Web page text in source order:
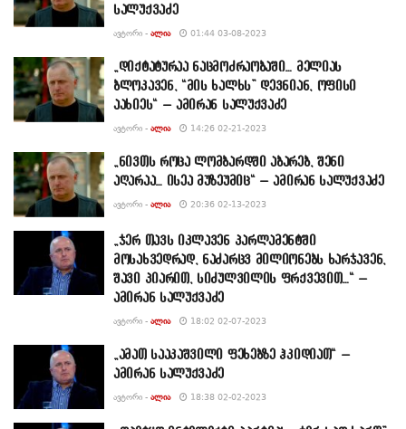
სალუქვაძე
ᲐᲕᲢᲝᲠᲘ - ᲐᲚᲘᲐ 01:44 03-08-2023
„დიქტატურაა ნაცმოძრაობაში… მელიას
ბლოკავენ, “მის ხალხს” დევნიან, ოფისი
აახიეს“ – ამირან სალუქვაძე
ᲐᲕᲢᲝᲠᲘ - ᲐᲚᲘᲐ 14:26 02-21-2023
„ნივთს როცა ლომბარდში აბარებ, შენი
აღარაა… ისეა მუზეუმიც“ – ამირან სალუქვაძე
ᲐᲕᲢᲝᲠᲘ - ᲐᲚᲘᲐ 20:36 02-13-2023
„ჯერ თავს იკლავენ პარლამენტში
მოსახვედრად, ნაძარცვ მილიონებს ხარჯავენ,
შავი პიარით, სიძულვილის ფრქვევით…“ –
ამირან სალუქვაძე
ᲐᲕᲢᲝᲠᲘ - ᲐᲚᲘᲐ 18:02 02-07-2023
„ამათ სააკაშვილი ფეხებზე ჰკიდიათ“ –
ამირან სალუქვაძე
ᲐᲕᲢᲝᲠᲘ - ᲐᲚᲘᲐ 18:38 02-02-2023